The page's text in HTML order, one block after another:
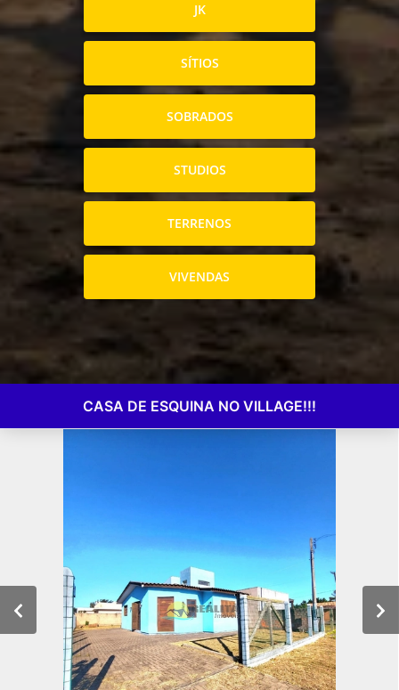
JK
SÍTIOS
SOBRADOS
STUDIOS
TERRENOS
VIVENDAS
CASA DE ESQUINA NO VILLAGE!!!